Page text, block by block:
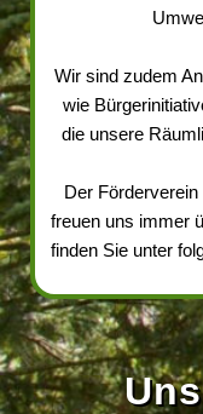
Wir sind zudem
wie
die unsere
Der
freuen uns immer
finden Sie unter